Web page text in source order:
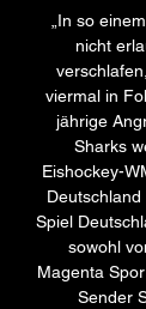
„In so
nicht
viermal in
jährige
Sharks
Eishockey-
Deutschland
Spiel
sowohl
Magenta
Sender